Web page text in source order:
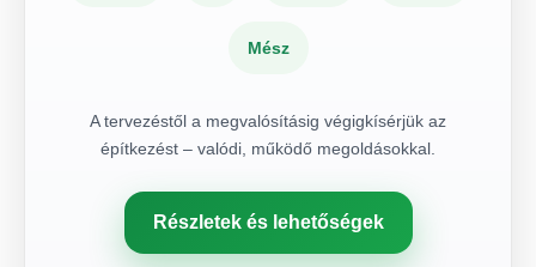
Mész
A tervezéstől a megvalósításig végigkísérjük az
építkezést – valódi, működő megoldásokkal.
Részletek és lehetőségek